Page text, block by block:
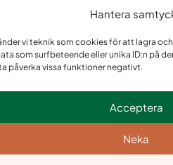
Hantera
vi teknik som cookies för att lagra
som surfbeteende eller unika ID:n på
påverka vissa funktioner negativt.
Acceptera
Neka